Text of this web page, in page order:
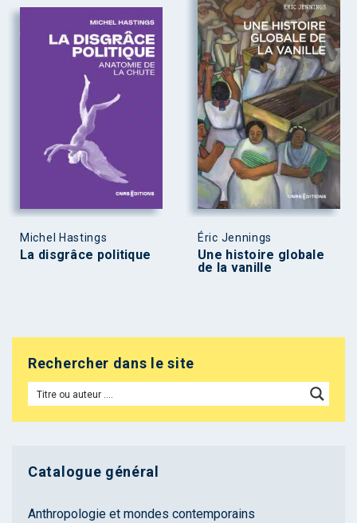
Michel Hastings
La disgrâce politique
Éric Jennings
Une histoire globale
de la vanille
Rechercher dans le site
Catalogue général
Anthropologie et mondes contemporains